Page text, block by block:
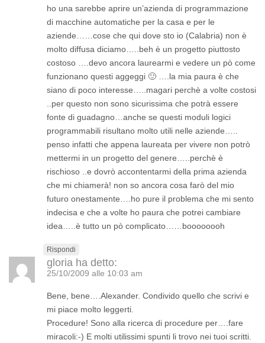
ho una sarebbe aprire un’azienda di programmazione
di macchine automatiche per la casa e per le
aziende……cose che qui dove sto io (Calabria) non è
molto diffusa diciamo…..beh è un progetto piuttosto
costoso ….devo ancora laurearmi e vedere un pò come
funzionano questi aggeggi 🙂 ….la mia paura è che
siano di poco interesse…..magari perchè a volte costosi
..per questo non sono sicurissima che potrà essere
fonte di guadagno…anche se questi moduli logici
programmabili risultano molto utili nelle aziende…..
penso infatti che appena laureata per vivere non potrò
mettermi in un progetto del genere…..perchè è
rischioso ..e dovrò accontentarmi della prima azienda
che mi chiamerà! non so ancora cosa farò del mio
futuro onestamente….ho pure il problema che mi sento
indecisa e che a volte ho paura che potrei cambiare
idea…..è tutto un pò complicato……boooooooh
Rispondi
gloria ha detto:
25/10/2009 alle 10:03 am
Bene, bene….Alexander. Condivido quello che scrivi e
mi piace molto leggerti.
Procedure! Sono alla ricerca di procedure per….fare
miracoli:-) E molti utilissimi spunti li trovo nei tuoi scritti.